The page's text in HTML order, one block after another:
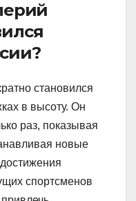
становился
в высоту. Он
раз, показывая
новые
спортсменов